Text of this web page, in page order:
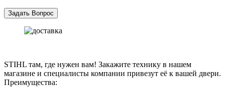
STIHL там, где нужен вам! Закажите технику в нашем
магазине и специалисты компании привезут её к вашей двери.
Преимущества: